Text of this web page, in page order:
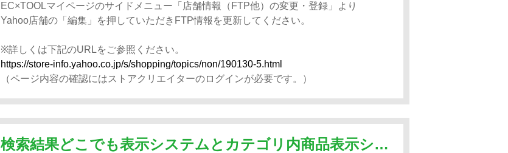
EC×TOOLマイページのサイドメニュー「店舗情報（FTP他）の変更・登録」より
Yahoo店舗の「編集」を押していただきFTP情報を更新してください。
※詳しくは下記のURLをご参照ください。
https://store-info.yahoo.co.jp/s/shopping/topics/non/190130-5.html
（ページ内容の確認にはストアクリエイターのログインが必要です。）
検索結果どこでも表示システムとカテゴリ内商品表示システムの違いを教えてください。